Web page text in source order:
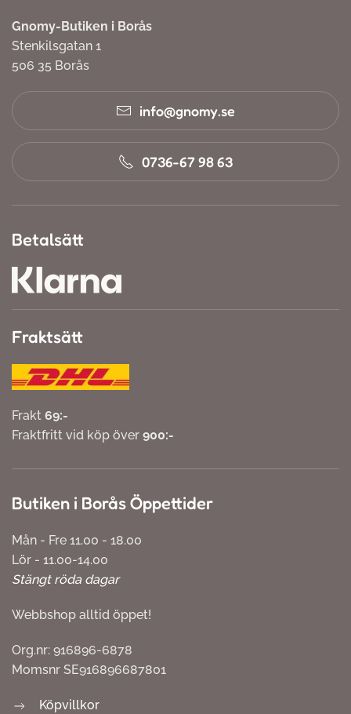
Gnomy-Butiken i Borås
Stenkilsgatan 1
506 35 Borås
info@gnomy.se
0736-67 98 63
Betalsätt
Fraktsätt
Frakt 69:-
Fraktfritt vid köp över 900:-
Butiken i Borås Öppettider
Mån - Fre 11.00 - 18.00
Lör - 11.00-14.00
Stängt röda dagar
Webbshop alltid öppet!
Org.nr: 916896-6878
Momsnr SE916896687801
Köpvillkor